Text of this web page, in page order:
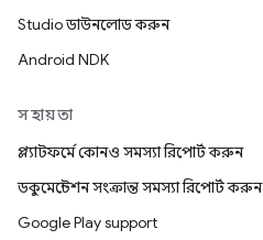
Studio ডাউনলোড করুন
Android NDK
সহায়তা
প্ল্যাটফর্মে কোনও সমস্যা রিপোর্ট করুন
ডকুমেন্টেশন সংক্রান্ত সমস্যা রিপোর্ট করুন
Google Play support